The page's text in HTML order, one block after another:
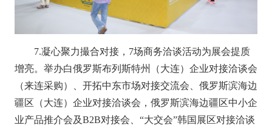
7.凝心聚力撮合对接，7场商务洽谈活动为展会提质
增亮。 举办白俄罗斯布列斯特州（大连）企业对接洽谈会
（来连采购）、开拓中东市场对接交流会、俄罗斯滨海边
疆区（大连）企业对接洽谈会，俄罗斯滨海边疆区中小企
业产品推介会及B2B对接会、“大交会”韩国展区对接洽谈